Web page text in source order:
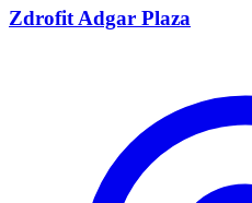
Zdrofit Adgar Plaza